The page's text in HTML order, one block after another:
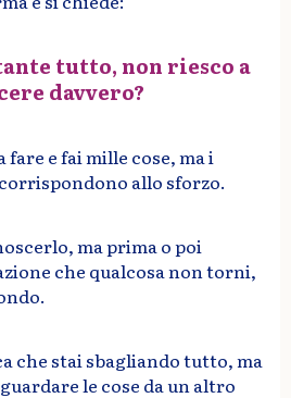
tutto, non riesco a
davvero?
e fai mille cose, ma i
allo sforzo.
ma prima o poi
che qualcosa non torni,
che stai sbagliando tutto, ma
le cose da un altro